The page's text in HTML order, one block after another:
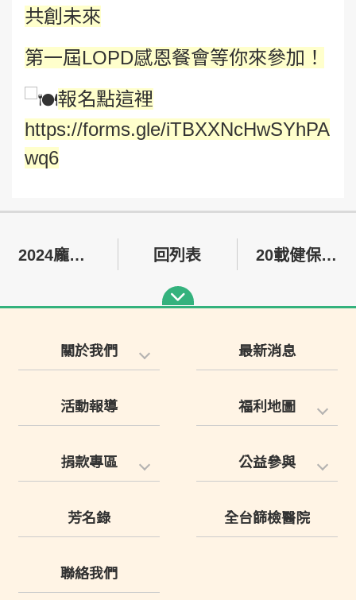
共創未來
第一屆LOPD感恩餐會等你來參加！
報名點這裡
https://forms.gle/iTBXXNcHwSYhPA
wq6
2024龐貝氏症協會兩天一夜活動來了！ 回列表 20載健保守護，10年協會攜手同行～龐貝氏症感謝特展
關於我們 最新消息
活動報導 福利地圖
捐款專區 公益參與
芳名錄 全台篩檢醫院
聯絡我們